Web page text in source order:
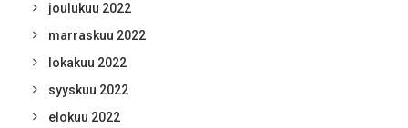
joulukuu 2022
marraskuu 2022
lokakuu 2022
syyskuu 2022
elokuu 2022